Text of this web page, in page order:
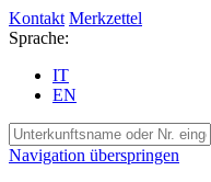
Kontakt Merkzettel
Sprache:
IT
EN
Navigation überspringen